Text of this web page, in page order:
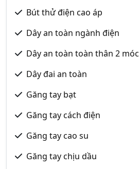
Bút thử điện cao áp
Dây an toàn ngành điện
Dây an toàn toàn thân 2 móc
Dây đai an toàn
Găng tay bạt
Găng tay cách điện
Găng tay cao su
Găng tay chịu dầu